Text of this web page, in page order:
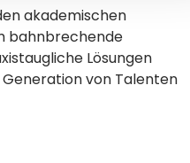
akademischen
bahnbrechende
Lösungen
von Talenten